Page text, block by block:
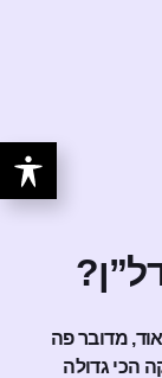
מדובר פה
הכי גדולה